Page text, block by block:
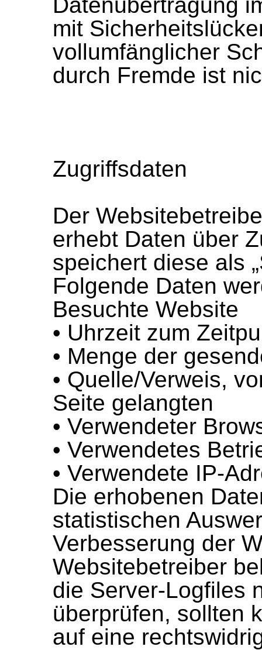
mit
vollumfänglicher
durch Fremde ist
Zugriffsdaten
Der
erhebt Daten über
speichert diese als
Folgende Daten
Besuchte Website
• Uhrzeit zum
• Menge der
• Quelle/Verweis,
Seite gelangten
• Verwendeter
• Verwendetes
• Verwendete IP-
Die erhobenen
statistischen
Verbesserung der
Websitebetreiber
die Server-Logfiles
überprüfen, sollten
auf eine